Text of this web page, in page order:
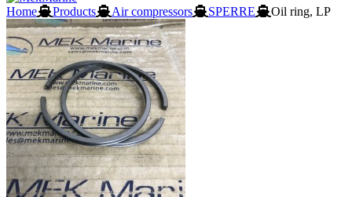
Home Products Air compressors SPERRE Oil ring, LP